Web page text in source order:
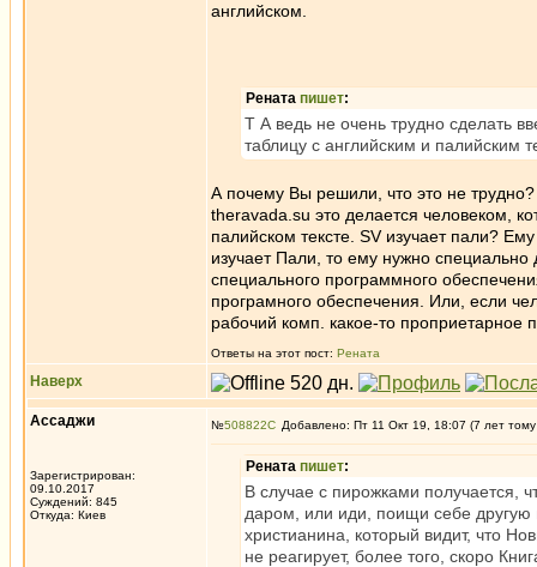
английском.
Рената пишет:
Т А ведь не очень трудно сделать
таблицу с английским и палийским
А почему Вы решили, что это не
theravada.su это делается человеком,
палийском тексте. SV изучает пали?
изучает Пали, то ему нужно специально
специального программного
програмного обеспечения. Или, если
рабочий комп. какое-то проприетарное
Ответы на этот пост: Рената
Наверх
Ассаджи
Зарегистрирован:
09.10.2017
Суждений: 845
Откуда: Киев
№508822 Добавлено: Пт 11 Окт 19, 18:07 (7 лет
Рената пишет:
В случае с пирожками получается,
даром, или иди, поищи себе другую
христианина, который видит, что
не реагирует, более того, скоро